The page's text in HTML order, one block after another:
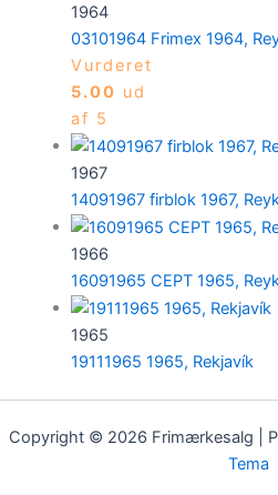
1964
03101964 Frimex 1964,
Vurderet
5.00 ud
af 5
1967
14091967 firblok 1967,
1966
16091965 CEPT 1965,
1965
19111965 1965, Rekjavík
Copyright © 2026 Frimærkesalg |
Tema